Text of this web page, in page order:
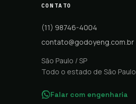
CONTATO
(11) 98746-4004
contato@godoyeng.com.br
São Paulo / SP
Todo o estado de São Paulo
Falar com engenharia